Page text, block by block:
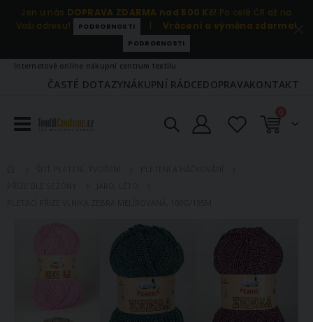
Jen u nás DOPRAVA ZDARMA nad 500 Kč! Po celé ČR až na
Vaši adresu!
PODROBNOSTI | Vrácení a výměna zdarma!
PODROBNOSTI
Internetové online nákupní centrum textilu.
ČASTÉ DOTAZYNÁKUPNÍ RÁDCEDOPRAVAKONTAKT
Košík
0položky
obrázky